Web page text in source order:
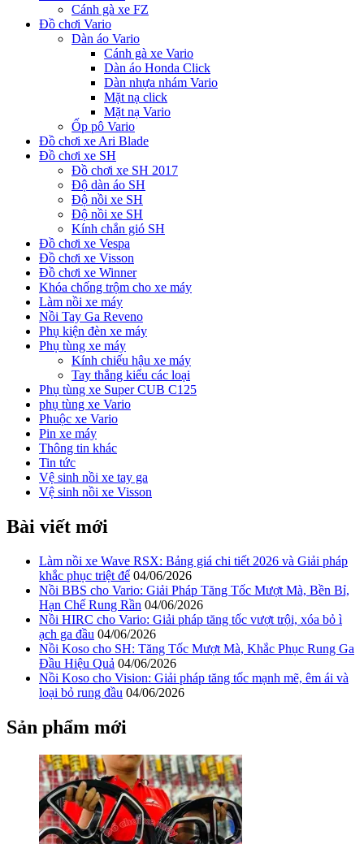
Cánh gà xe FZ
Đồ chơi Vario
Dàn áo Vario
Cánh gà xe Vario
Dàn áo Honda Click
Dàn nhựa nhám Vario
Mặt nạ click
Mặt nạ Vario
Ốp pô Vario
Đồ chơi xe Ari Blade
Đồ chơi xe SH
Đồ chơi xe SH 2017
Độ dàn áo SH
Độ nồi xe SH
Độ nồi xe SH
Kính chắn gió SH
Đồ chơi xe Vespa
Đồ chơi xe Visson
Đồ chơi xe Winner
Khóa chống trộm cho xe máy
Làm nồi xe máy
Nồi Tay Ga Reveno
Phụ kiện đèn xe máy
Phụ tùng xe máy
Kính chiếu hậu xe máy
Tay thắng kiểu các loại
Phụ tùng xe Super CUB C125
phụ tùng xe Vario
Phuộc xe Vario
Pin xe máy
Thông tin khác
Tin tức
Vệ sinh nồi xe tay ga
Vệ sinh nồi xe Visson
Bài viết mới
Làm nồi xe Wave RSX: Bảng giá chi tiết 2026 và Giải pháp
khắc phục triệt để 04/06/2026
Nồi BBS cho Vario: Giải Pháp Tăng Tốc Mượt Mà, Bền Bỉ,
Hạn Chế Rung Rần 04/06/2026
Nồi HIRC cho Vario: Giải pháp tăng tốc vượt trội, xóa bỏ ì
ạch ga đầu 04/06/2026
Nồi Koso cho SH: Tăng Tốc Mượt Mà, Khắc Phục Rung Ga
Đầu Hiệu Quả 04/06/2026
Nồi Koso cho Vision: Giải pháp tăng tốc mạnh mẽ, êm ái và
loại bỏ rung đầu 04/06/2026
Sản phẩm mới